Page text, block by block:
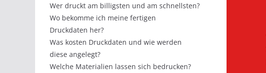
Wer druckt am billigsten und am schnellsten?
Wo bekomme ich meine fertigen
Druckdaten her?
Was kosten Druckdaten und wie werden
diese angelegt?
Welche Materialien lassen sich bedrucken?